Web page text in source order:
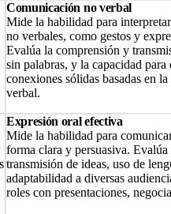
Comunicación no verbal
Mide la habilidad para
no verbales, como gestos y
Evalúa la comprensión y
sin palabras, y la capacidad para
conexiones sólidas basadas en
verbal.
Expresión oral efectiva
Mide la habilidad para
forma clara y persuasiva. Evalúa
transmisión de ideas, uso de
adaptabilidad a diversas
roles con presentaciones,